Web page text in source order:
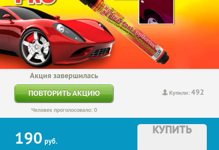
Купили:492
Акция завершилась
ПОВТОРИТЬ АКЦИЮ
Человек проголосовало: 0
190 руб.
КУПИТЬ